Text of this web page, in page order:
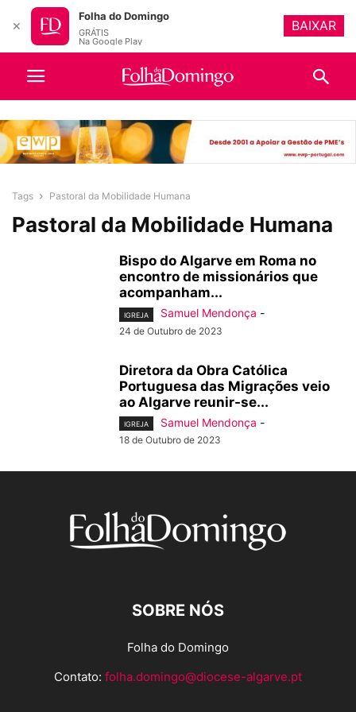
Tags Pastoral da Mobilidade Humana
Pastoral da Mobilidade Humana
Bispo do Algarve em Roma no
encontro de missionários que
acompanham...
IGREJA Samuel Mendonça -
24 de Outubro de 2023
Diretora da Obra Católica
Portuguesa das Migrações veio
ao Algarve reunir-se...
IGREJA Samuel Mendonça -
18 de Outubro de 2023
SOBRE NÓS
Folha do Domingo
Contato: folha.domingo@diocese-algarve.pt
✕
Folha do Domingo
GRÁTIS
Na Google Play
BAIXAR